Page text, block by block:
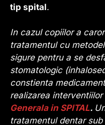
tip spital.
In cazul copiilor a
tratamentul cu
sigure pentru a se
stomatologic
constienta
realizarea
Generala in SPITAL.
tratamentul dentar